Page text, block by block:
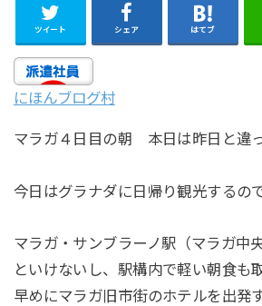
ツイート シェア はてブ
にほんブログ村
マラガ４日目の朝 本日は昨日と違
今日はグラナダに日帰り観光するの
マラガ・サンブラーノ駅（マラガ中
といけないし、駅構内で軽い朝食も
早めにマラガ旧市街のホテルを出発